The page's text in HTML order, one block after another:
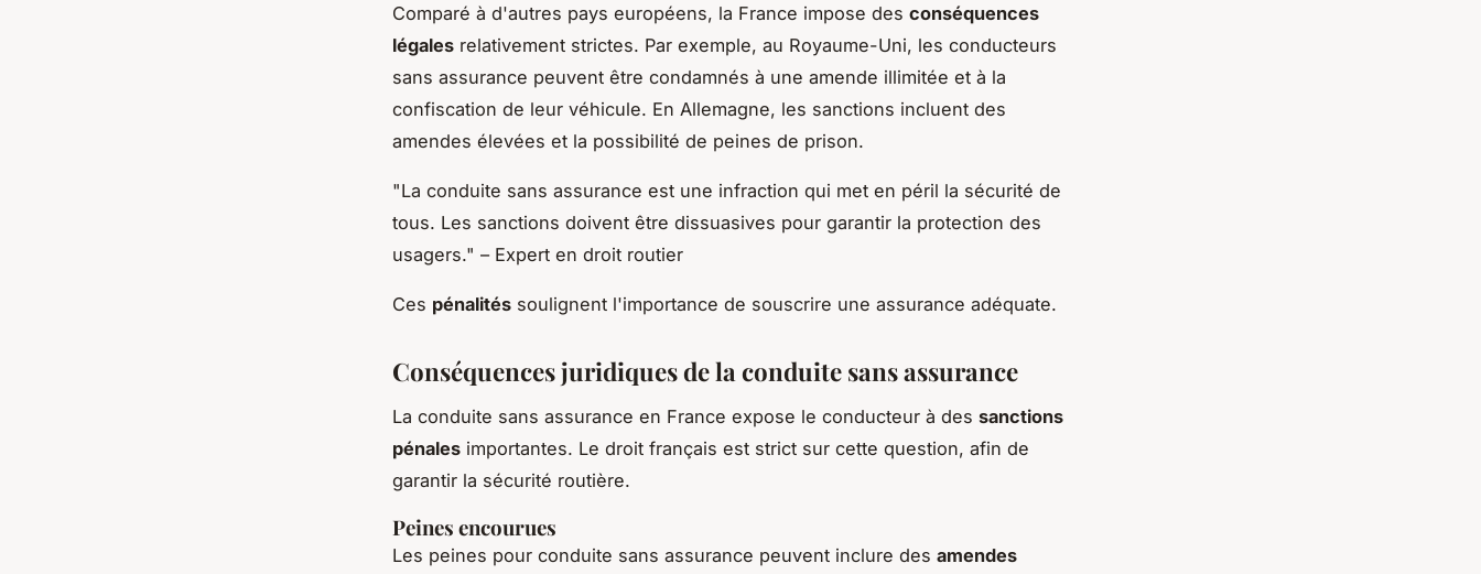
Comparé à d'autres pays européens, la France impose des conséquences
légales relativement strictes. Par exemple, au Royaume-Uni, les conducteurs
sans assurance peuvent être condamnés à une amende illimitée et à la
confiscation de leur véhicule. En Allemagne, les sanctions incluent des
amendes élevées et la possibilité de peines de prison.
"La conduite sans assurance est une infraction qui met en péril la sécurité de
tous. Les sanctions doivent être dissuasives pour garantir la protection des
usagers." – Expert en droit routier
Ces pénalités soulignent l'importance de souscrire une assurance adéquate.
Conséquences juridiques de la conduite sans assurance
La conduite sans assurance en France expose le conducteur à des sanctions
pénales importantes. Le droit français est strict sur cette question, afin de
garantir la sécurité routière.
Peines encourues
Les peines pour conduite sans assurance peuvent inclure des amendes